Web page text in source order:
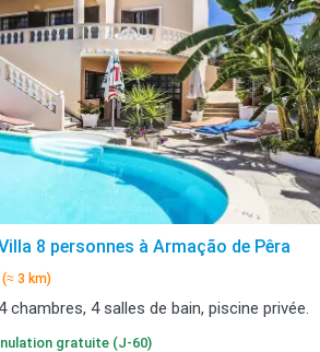
8 personnes à Armação de Pêra
(≈ 3 km)
chambres, 4 salles de bain, piscine privée.
gratuite (J-60)